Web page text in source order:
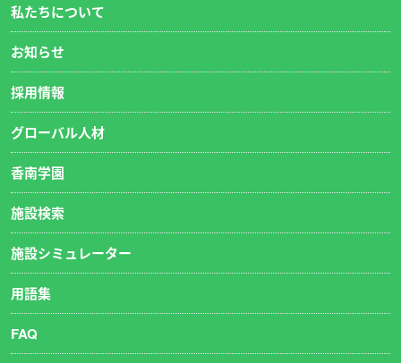
私たちについて
お知らせ
採用情報
グローバル人材
香南学園
施設検索
施設シミュレーター
用語集
FAQ